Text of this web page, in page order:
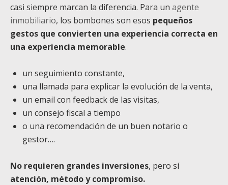
casi siempre marcan la diferencia. Para un agente
inmobiliario, los bombones son esos pequeños
gestos que convierten una experiencia correcta en
una experiencia memorable.
un seguimiento constante,
una llamada para explicar la evolución de la venta,
un email con feedback de las visitas,
un consejo fiscal a tiempo
o una recomendación de un buen notario o
gestor….
No requieren grandes inversiones, pero sí
atención, método y compromiso.